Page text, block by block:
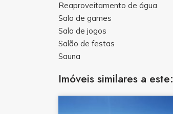
Reaproveitamento de água
Sala de games
Sala de jogos
Salão de festas
Sauna
Imóveis similares a este: